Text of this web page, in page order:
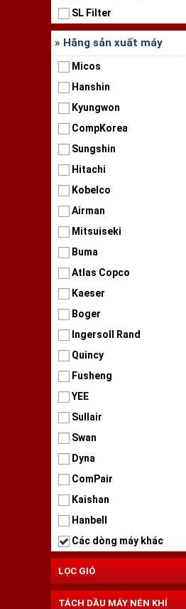
SL Filter
» Hãng sản xuất máy
Micos
Hanshin
Kyungwon
CompKorea
Sungshin
Hitachi
Kobelco
Airman
Mitsuiseki
Buma
Atlas Copco
Kaeser
Boger
Ingersoll Rand
Quincy
Fusheng
YEE
Sullair
Swan
Dyna
ComPair
Kaishan
Hanbell
Các dòng máy khác
LỌC GIÓ
TÁCH DẦU MÁY NÉN KHÍ